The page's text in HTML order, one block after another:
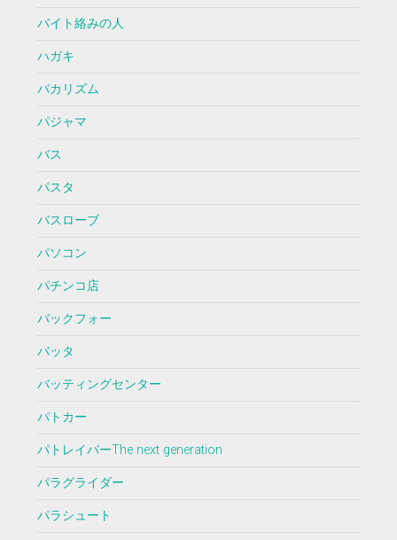
バイト絡みの人
ハガキ
バカリズム
パジャマ
バス
パスタ
バスローブ
パソコン
パチンコ店
バックフォー
バッタ
バッティングセンター
パトカー
パトレイバーThe next generation
パラグライダー
パラシュート